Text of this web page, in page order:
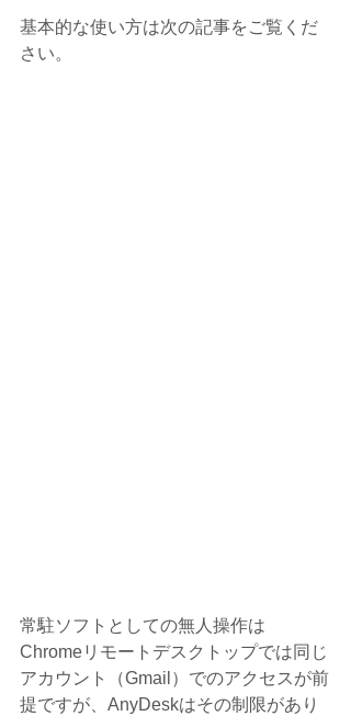
基本的な使い方は次の記事をご覧くだ
さい。
常駐ソフトとしての無人操作は
Chromeリモートデスクトップでは同じ
アカウント（Gmail）でのアクセスが前
提ですが、AnyDeskはその制限があり